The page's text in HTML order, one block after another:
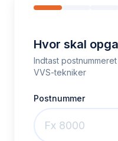
Hvor skal
Indtast
VVS-tekniker
Postnummer